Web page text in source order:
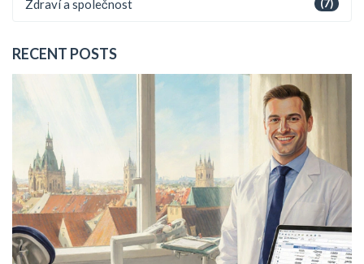
(7)
Zdraví a společnost
RECENT POSTS